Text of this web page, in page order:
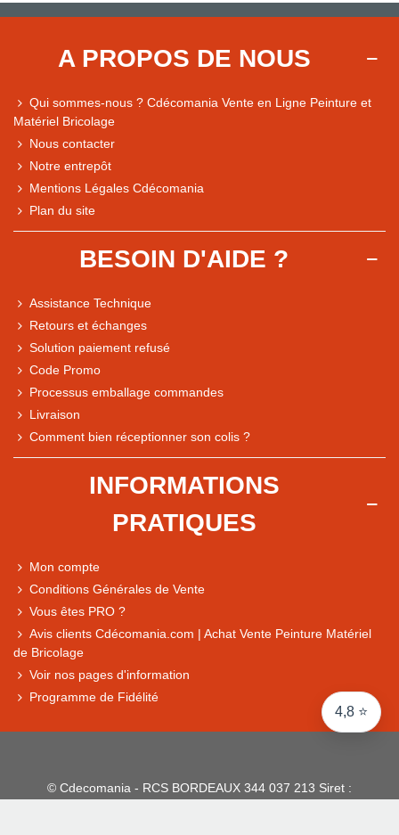
4,8 ⭐
Comparaison des performances du magasin
Express, Chez vous, Point relais, Retrait magasin
A PROPOS DE NOUS
Qui sommes-nous ? Cdécomania Vente en Ligne Peinture et
Matériel Bricolage
Nous contacter
Notre entrepôt
Mentions Légales Cdécomania
Plan du site
BESOIN D'AIDE ?
Assistance Technique
Retours et échanges
Solution paiement refusé
Code Promo
Processus emballage commandes
Livraison
Comment bien réceptionner son colis ?
INFORMATIONS
PRATIQUES
Mon compte
Conditions Générales de Vente
Vous êtes PRO ?
Avis clients Cdécomania.com | Achat Vente Peinture Matériel
de Bricolage
Voir nos pages d'information
Programme de Fidélité
© Cdecomania - RCS BORDEAUX 344 037 213 Siret :